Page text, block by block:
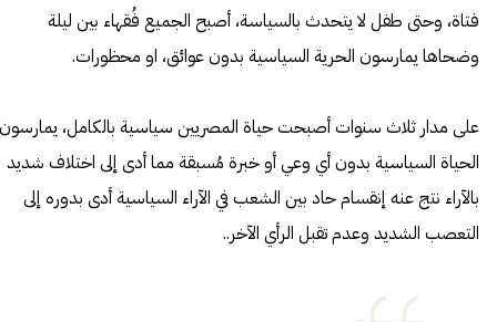
فتاة، وحتى طفل لا يتحدث بالسياسة، أصبح الجميع فُقهاء بين ليلة
وضحاها يمارسون الحرية السياسية بدون عوائق، او محظورات.
على مدار ثلاث سنوات أصبحت حياة المصريين سياسية بالكامل، يمارسون
الحياة السياسية بدون أي وعي أو خبرة مُسبقة مما أدى إلى اختلاف شديد
بالآراء نتج عنه إنقسام حاد بين الشعب في الآراء السياسية أدى بدوره إلى
التعصب الشديد وعدم تقبل الرأي الآخر..